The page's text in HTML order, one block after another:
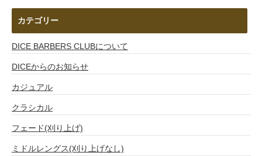
カテゴリー
DICE BARBERS CLUBについて
DICEからのお知らせ
カジュアル
クラシカル
フェード(刈り上げ)
ミドルレングス(刈り上げなし)